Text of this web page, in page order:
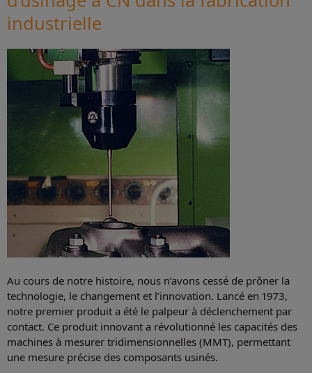
industrielle
Au cours de notre histoire, nous n’avons cessé de prôner la
technologie, le changement et l’innovation. Lancé en 1973,
notre premier produit a été le palpeur à déclenchement par
contact. Ce produit innovant a révolutionné les capacités des
machines à mesurer tridimensionnelles (MMT), permettant
une mesure précise des composants usinés.